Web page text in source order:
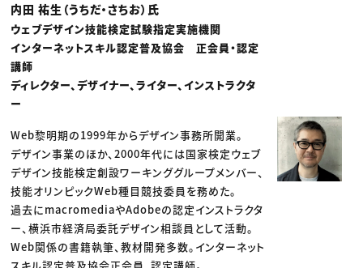
内田 祐生（うちだ・さちお）氏
ウェブデザイン技能検定試験指定実施機関
インターネットスキル認定普及協会 正会員・認定
講師
ディレクター、デザイナー、ライター、インストラクタ
ー
Web黎明期の1999年からデザイン事務所開業。
デザイン事業のほか、2000年代には国家検定ウェブ
デザイン技能検定創設ワーキンググループメンバー、
技能オリンピックWeb種目競技委員を務めた。
過去にmacromediaやAdobeの認定インストラクタ
ー、横浜市経済局委託デザイン相談員として活動。
Web関係の書籍執筆、教材開発多数。インターネット